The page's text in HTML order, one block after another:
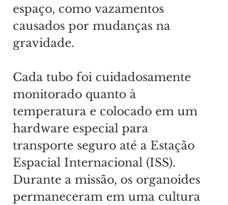
espaço, como vazamentos
causados por mudanças na
gravidade.
Cada tubo foi cuidadosamente
monitorado quanto à
temperatura e colocado em um
hardware especial para
transporte seguro até a Estação
Espacial Internacional (ISS).
Durante a missão, os organoides
permaneceram em uma cultura